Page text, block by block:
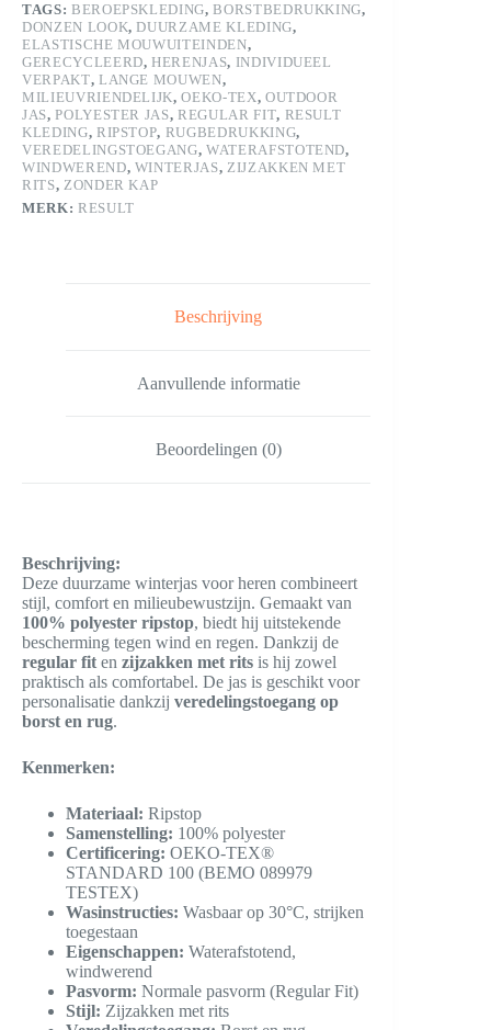
TAGS: BEROEPSKLEDING,BORSTBEDRUKKING,
DONZEN LOOK,DUURZAME KLEDING,
ELASTISCHE MOUWUITEINDEN,
GERECYCLEERD,HERENJAS, INDIVIDUEEL
VERPAKT, LANGE MOUWEN,
MILIEUVRIENDELIJK,OEKO-TEX, OUTDOOR
JAS,POLYESTER JAS,REGULAR FIT, RESULT
KLEDING, RIPSTOP, RUGBEDRUKKING,
VEREDELINGSTOEGANG,WATERAFSTOTEND,
WINDWEREND, WINTERJAS, ZIJZAKKEN MET
RITS, ZONDER KAP
MERK: RESULT
Beschrijving
Aanvullende informatie
Beoordelingen (0)
Beschrijving:
Deze duurzame winterjas voor heren combineert
stijl, comfort en milieubewustzijn. Gemaakt van
100% polyester ripstop, biedt hij uitstekende
bescherming tegen wind en regen. Dankzij de
regular fit en zijzakken met rits is hij zowel
praktisch als comfortabel. De jas is geschikt voor
personalisatie dankzij veredelingstoegang op
borst en rug.
Kenmerken:
Materiaal: Ripstop
Samenstelling: 100% polyester
Certificering: OEKO-TEX®
STANDARD 100 (BEMO 089979
TESTEX)
Wasinstructies: Wasbaar op 30°C, strijken
toegestaan
Eigenschappen: Waterafstotend,
windwerend
Pasvorm: Normale pasvorm (Regular Fit)
Stijl: Zijzakken met rits